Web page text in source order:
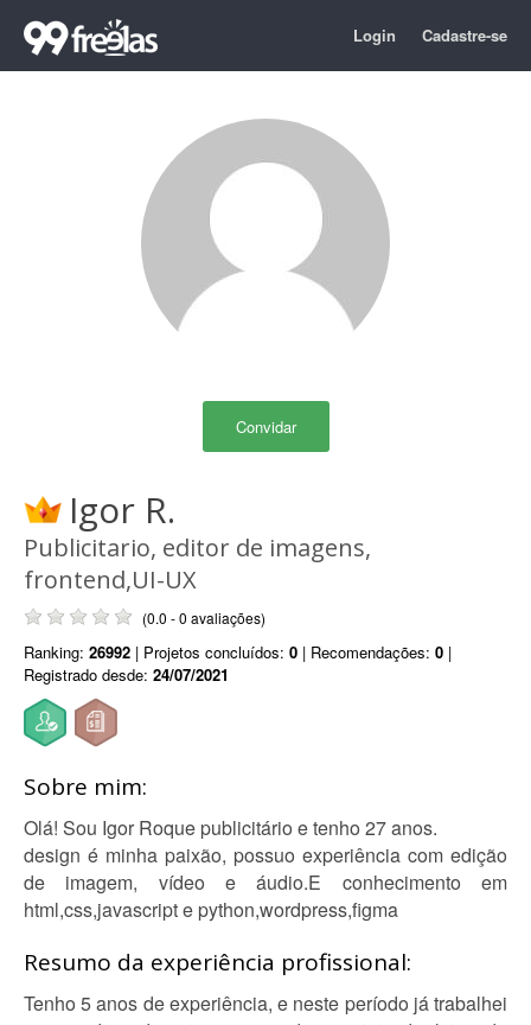
Login Cadastre-se
Convidar
Igor R.
Publicitario, editor de imagens,
frontend,UI-UX
(0.0 - 0 avaliações)
Ranking: 26992 | Projetos concluídos: 0 | Recomendações: 0 |
Registrado desde: 24/07/2021
Sobre mim:
Olá! Sou Igor Roque publicitário e tenho 27 anos.
design é minha paixão, possuo experiência com edição
de imagem, vídeo e áudio.E conhecimento em
html,css,javascript e python,wordpress,figma
Resumo da experiência profissional:
Tenho 5 anos de experiência, e neste período já trabalhei